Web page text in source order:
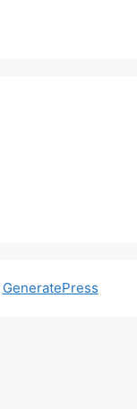
GeneratePress